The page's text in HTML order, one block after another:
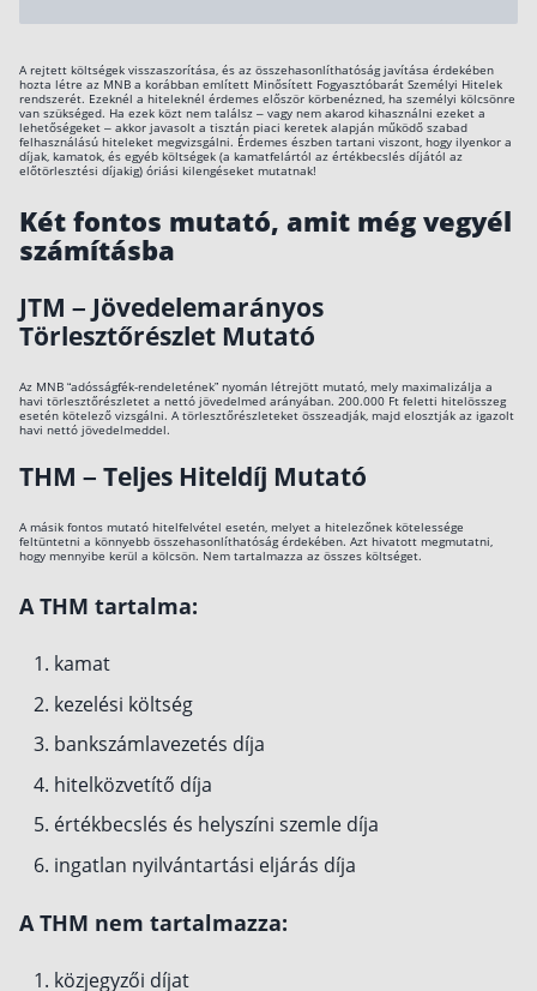
A rejtett költségek visszaszorítása, és az összehasonlíthatóság javítása érdekében
hozta létre az MNB a korábban említett Minősített Fogyasztóbarát Személyi Hitelek
rendszerét. Ezeknél a hiteleknél érdemes először körbenézned, ha személyi kölcsönre
van szükséged. Ha ezek közt nem találsz – vagy nem akarod kihasználni ezeket a
lehetőségeket – akkor javasolt a tisztán piaci keretek alapján működő szabad
felhasználású hiteleket megvizsgálni. Érdemes észben tartani viszont, hogy ilyenkor a
díjak, kamatok, és egyéb költségek (a kamatfelártól az értékbecslés díjától az
előtörlesztési díjakig) óriási kilengéseket mutatnak!
Két fontos mutató, amit még vegyél
számításba
JTM – Jövedelemarányos
Törlesztőrészlet Mutató
Az MNB “adósságfék-rendeletének” nyomán létrejött mutató, mely maximalizálja a
havi törlesztőrészletet a nettó jövedelmed arányában. 200.000 Ft feletti hitelösszeg
esetén kötelező vizsgálni. A törlesztőrészleteket összeadják, majd elosztják az igazolt
havi nettó jövedelmeddel.
THM – Teljes Hiteldíj Mutató
A másik fontos mutató hitelfelvétel esetén, melyet a hitelezőnek kötelessége
feltüntetni a könnyebb összehasonlíthatóság érdekében. Azt hivatott megmutatni,
hogy mennyibe kerül a kölcsön. Nem tartalmazza az összes költséget.
A THM tartalma:
kamat
kezelési költség
bankszámlavezetés díja
hitelközvetítő díja
értékbecslés és helyszíni szemle díja
ingatlan nyilvántartási eljárás díja
A THM nem tartalmazza:
közjegyzői díjat